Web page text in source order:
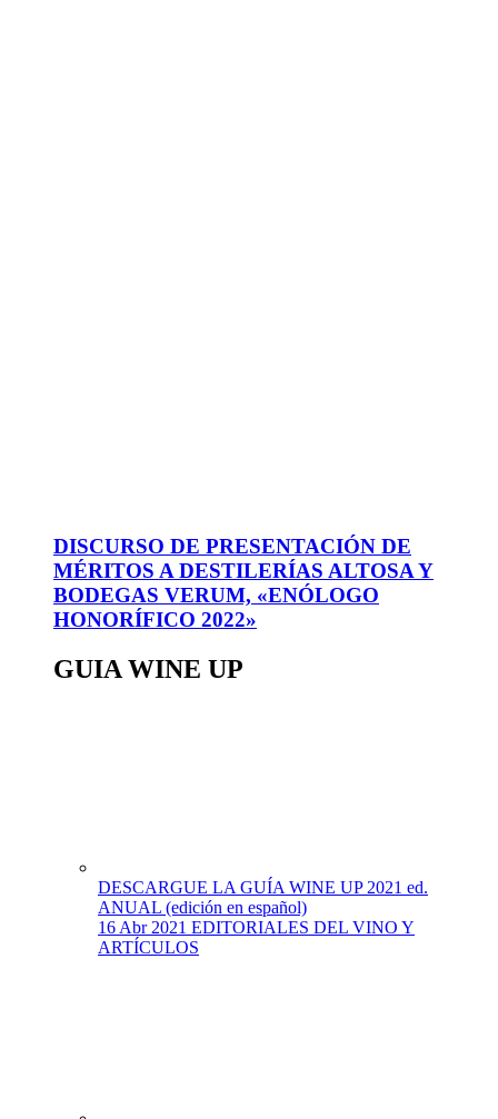
DISCURSO DE PRESENTACIÓN DE
MÉRITOS A DESTILERÍAS ALTOSA Y
BODEGAS VERUM, «ENÓLOGO
HONORÍFICO 2022»
GUIA WINE UP
DESCARGUE LA GUÍA WINE UP 2021 ed.
ANUAL (edición en español)
16 Abr 2021 EDITORIALES DEL VINO Y
ARTÍCULOS